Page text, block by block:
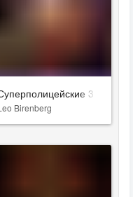
джедай 3
Birenberg